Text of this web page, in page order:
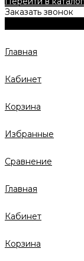
Заказать звонок
Главная
Кабинет
Корзина
Избранные
Сравнение
Главная
Кабинет
Корзина